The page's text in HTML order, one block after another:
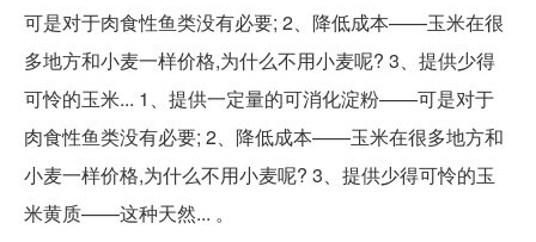
可是对于肉食性鱼类没有必要; 2、降低成本——玉米在很
多地方和小麦一样价格,为什么不用小麦呢? 3、提供少得
可怜的玉米... 1、提供一定量的可消化淀粉——可是对于
肉食性鱼类没有必要; 2、降低成本——玉米在很多地方和
小麦一样价格,为什么不用小麦呢? 3、提供少得可怜的玉
米黄质——这种天然... 。